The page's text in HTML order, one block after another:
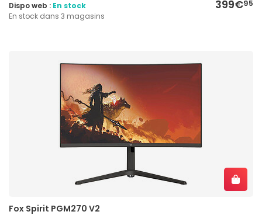
399€95
Dispo web : En stock
En stock dans 3 magasins
Fox Spirit PGM270 V2